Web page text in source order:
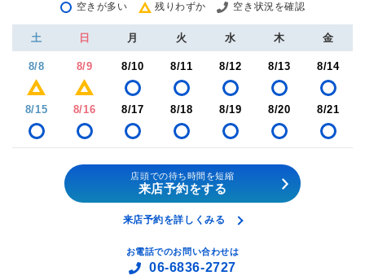
空きが多い 残りわずか 空き状況を確認
土 日 月 火 水 木 金
8/8 8/9 8/10 8/11 8/12 8/13 8/14
8/15 8/16 8/17 8/18 8/19 8/20 8/21
店頭での待ち時間を短縮
来店予約をする
来店予約を詳しくみる
お電話でのお問い合わせは
06-6836-2727